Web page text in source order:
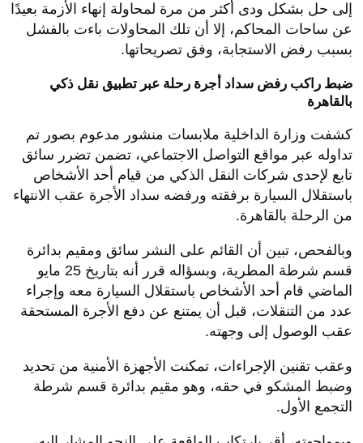
إلى حل بشكل ودى أكثر من مرة لمحاولة إنهاء الأزمة بعيدًا
عن ساحات المحاكم، إلا أن تلك المحاولات باءت بالفشل
بسبب رفض الاستجابة، وفق تصريحاتها.
ضبط راكب رفض سداد أجرة رحلة عبر تطبيق نقل ذكي
بالقاهرة
كشفت وزارة الداخلية ملابسات منشور مدعوم بصور تم
تداوله عبر مواقع التواصل الاجتماعي، تضمن تضرر سائق
تابع لإحدى شركات النقل الذكي من قيام أحد الأشخاص
باستقلال السيارة برفقته ورفضه سداد الأجرة عقب الانتهاء
من الرحلة بالقاهرة.
وبالفحص، تبين أن القائم على النشر سائق ومقيم بدائرة
قسم شرطة المطرية، وبسؤاله قرر أنه بتاريخ 25 مايو
الماضي قام أحد الأشخاص باستقلال السيارة معه وإجراء
عدد من التنقلات، قبل أن يمتنع عن دفع الأجرة المستحقة
عقب الوصول إلى وجهته.
وعقب تقنين الإجراءات، تمكنت الأجهزة الأمنية من تحديد
وضبط المشكو في حقه، وهو مقيم بدائرة قسم شرطة
التجمع الأول.